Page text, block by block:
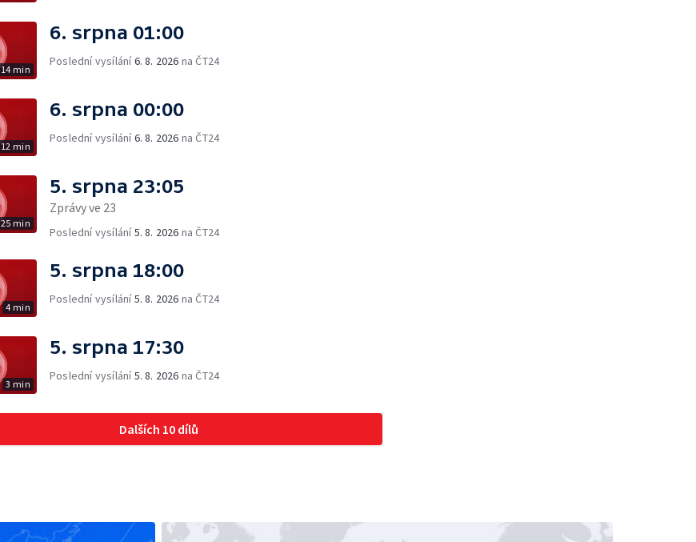
14 min
6. srpna 01:00
Poslední vysílání6. 8. 2026 na ČT24
12 min
6. srpna 00:00
Poslední vysílání6. 8. 2026 na ČT24
25 min
5. srpna 23:05
Zprávy ve 23
Poslední vysílání5. 8. 2026 na ČT24
4 min
5. srpna 18:00
Poslední vysílání5. 8. 2026 na ČT24
3 min
5. srpna 17:30
Poslední vysílání5. 8. 2026 na ČT24
Dalších 10 dílů